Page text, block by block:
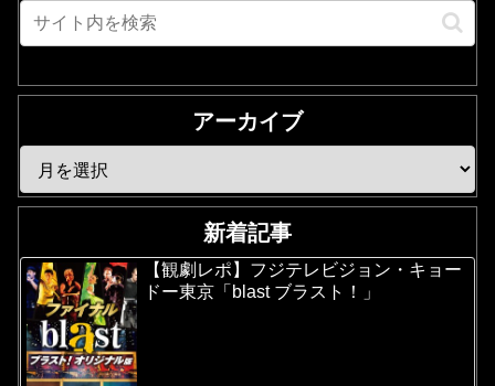
アーカイブ
新着記事
【観劇レポ】フジテレビジョン・キョー
ドー東京「blast ブラスト！」